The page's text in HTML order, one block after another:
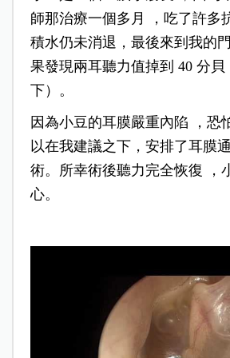
師那治療一個多月 ，吃了許多
積水仍未消退，最後來到我的
果發現兩耳聽力值掉到 40 分貝
下）。
因為小豆的耳膜嚴重內陷 ，恐
以在我建議之下，安排了耳膜
術。所幸術後聽力完全恢復 ，
心。